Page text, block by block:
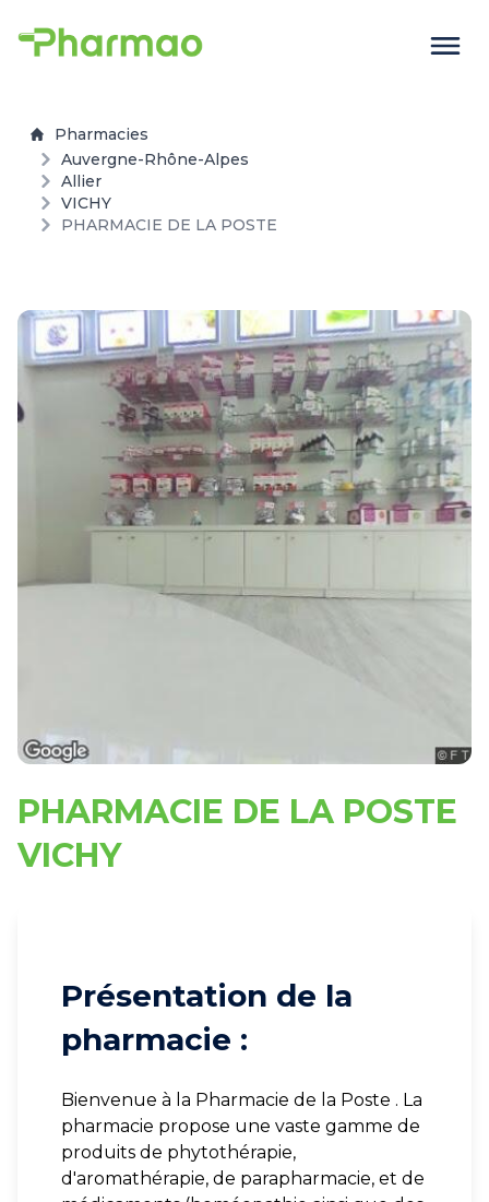
Pharmacies
Auvergne-Rhône-Alpes
Allier
VICHY
PHARMACIE DE LA POSTE
PHARMACIE DE LA POSTE
VICHY
Présentation de la
pharmacie :
Bienvenue à la Pharmacie de la Poste . La
pharmacie propose une vaste gamme de
produits de phytothérapie,
d'aromathérapie, de parapharmacie, et de